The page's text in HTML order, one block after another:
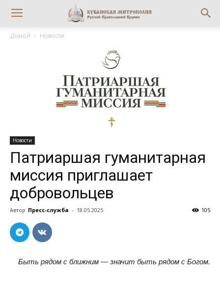
Домой Новости
Новости
Патриаршая гуманитарная
миссия приглашает
добровольцев
Автор Пресс-служба - 18.05.2025 105
Быть рядом с ближним — значит быть рядом с Богом.